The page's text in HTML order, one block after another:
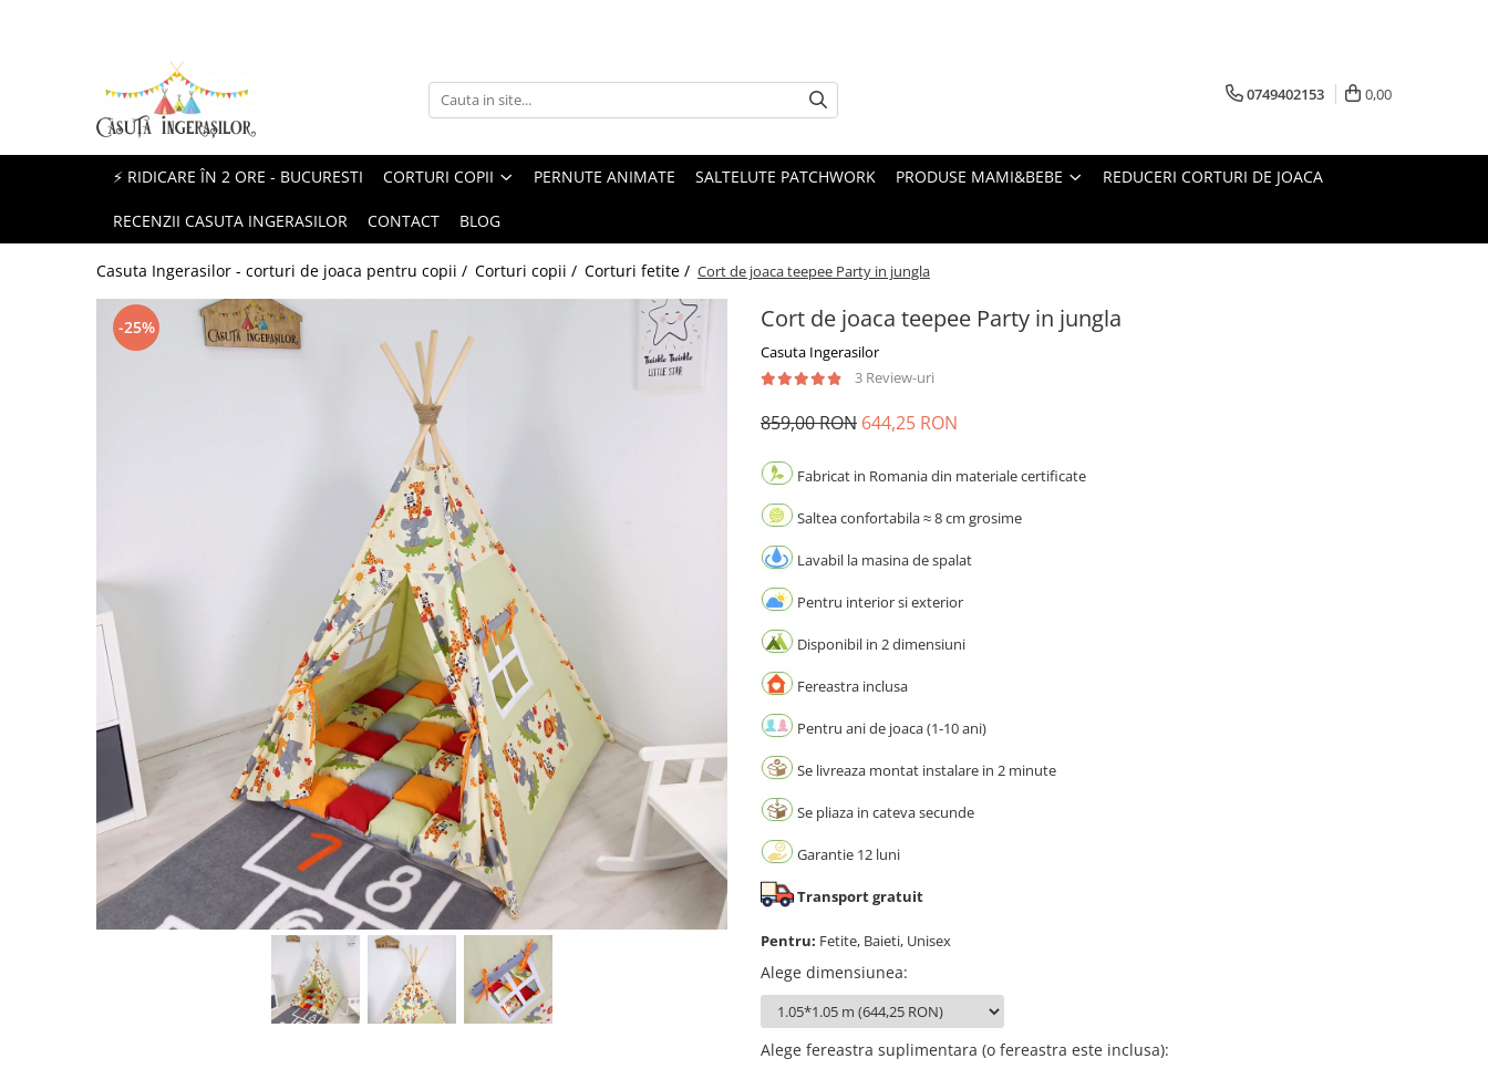
Corturi fetite
Corturi baieti
Corturi unisex
Produse Mami&Bebe
Perne gravida
Perne pentru alaptat
Paturici si Museline
Protectii patut impletite
0749402153 0,00
⚡ RIDICARE ÎN 2 ORE - BUCURESTI CORTURI COPII PERNUTE ANIMATE SALTELUTE PATCHWORK PRODUSE MAMI&BEBE REDUCERI CORTURI DE JOACA
RECENZII CASUTA INGERASILOR CONTACT BLOG
Casuta Ingerasilor - corturi de joaca pentru copii / Corturi copii / Corturi fetite / Cort de joaca teepee Party in jungla
-25% Cort de joaca teepee Party in jungla
Casuta Ingerasilor
3 Review-uri
859,00 RON 644,25 RON
Fabricat in Romania din materiale certificate
Saltea confortabila ≈ 8 cm grosime
Lavabil la masina de spalat
Pentru interior si exterior
Disponibil in 2 dimensiuni
Fereastra inclusa
Pentru ani de joaca (1-10 ani)
Se livreaza montat instalare in 2 minute
Se pliaza in cateva secunde
Garantie 12 luni
Transport gratuit
Pentru: Fetite, Baieti, Unisex
Alege dimensiunea:
Alege fereastra suplimentara (o fereastra este inclusa):